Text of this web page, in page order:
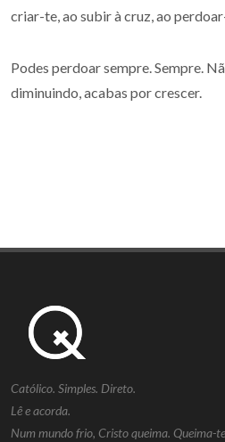
criar-te, ao subir à cruz, ao
Podes perdoar sempre. Sempre.
diminuindo, acabas por crescer.
Católico. Simples. Direto.
Lê e acorda.
Num mundo frio, Cristo queima. Queima-